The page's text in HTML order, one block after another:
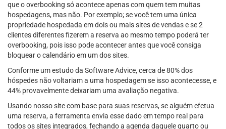
que o overbooking só acontece apenas com quem tem muitas
hospedagens, mas não. Por exemplo; se você tem uma única
propriedade hospedada em dois ou mais sites de vendas e se 2
clientes diferentes fizerem a reserva ao mesmo tempo poderá ter
overbooking, pois isso pode acontecer antes que você consiga
bloquear o calendário em um dos sites.
Conforme um estudo da Software Advice, cerca de 80% dos
hóspedes não voltariam a uma hospedagem se isso acontecesse, e
44% provavelmente deixariam uma avaliação negativa.
Usando nosso site com base para suas reservas, se alguém efetua
uma reserva, a ferramenta envia esse dado em tempo real para
todos os sites integrados, fechando a agenda daquele quarto ou